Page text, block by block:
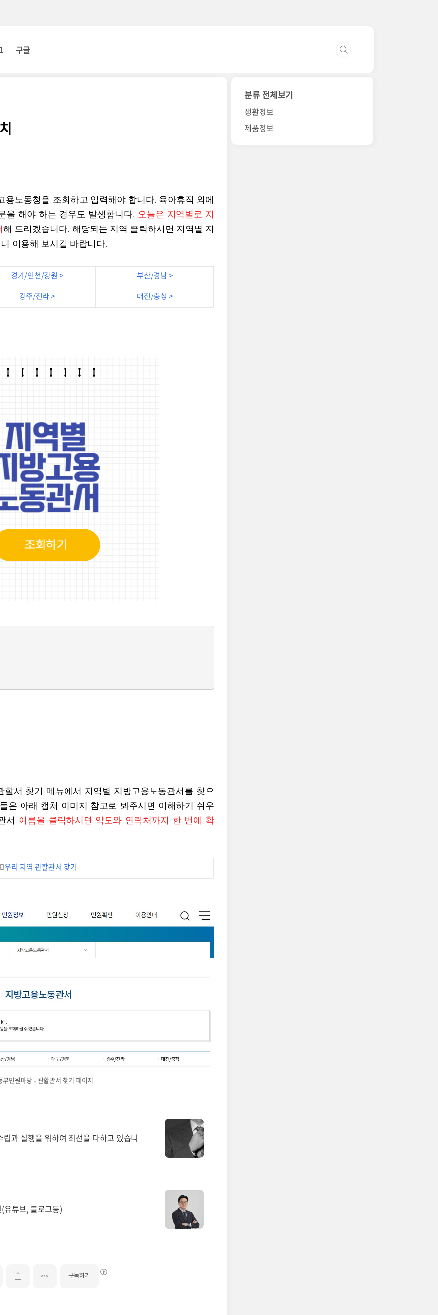
구글
노동청을 조회하고 입력해야 합니다. 육아휴직 외에
을 해야 하는 경우도 발생합니다. 오늘은 지역별로 지
해 드리겠습니다. 해당되는 지역 클릭하시면 지역별 지
이용해 보시길 바랍니다.
경기/인천/강원 >
부산/경남 >
광주/전라 >
대전/충청 >
서 찾기 메뉴에서 지역별 지방고용노동관서를 찾으
은 아래 캡쳐 이미지 참고로 봐주시면 이해하기 쉬우
서 이름을 클릭하시면 약도와 연락처까지 한 번에 확
우리 지역 관할관서 찾기
부민원마당 - 관할관서 찾기 페이지
과 실행을 위하여 최선을 다하고 있습니
유튜브, 블로그등)
구독하기
분류 전체보기
생활정보
제품정보